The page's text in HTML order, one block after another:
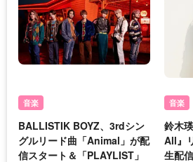
音楽
BALLISTIK BOYZ、3rdシン
グルリード曲「Animal」が配
信スタート＆「PLAYLIST」
音楽
鈴木
All』
生配